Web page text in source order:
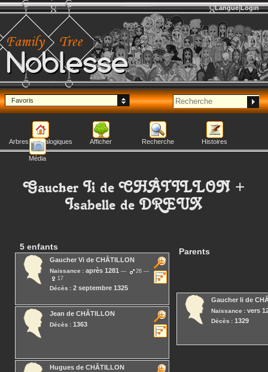
Noblesse
Langue Login
Favoris
Arbres généalogiques Afficher Recherche Histoires
Média
Gaucher Ii de CHÂTILLON +
Isabelle de DREUX
5 enfants
Gaucher Vi de CHÂTILLON
Naissance : après 1281
26
17
Décès : 2 septembre 1325
Jean de CHÂTILLON
Décès : 1363
Hugues de CHÂTILLON
Parents
Gaucher Ii de
Naissance : vers
Décès : 1329